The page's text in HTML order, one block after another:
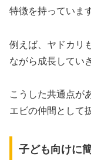
特徴を持っていま
例えば、ヤドカリ
ながら成長してい
こうした共通点が
エビの仲間として
子ども向けに